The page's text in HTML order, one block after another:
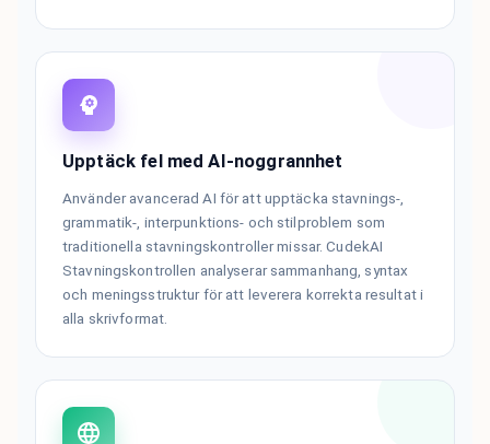
Upptäck fel med AI-noggrannhet
Använder avancerad AI för att upptäcka stavnings-,
grammatik-, interpunktions- och stilproblem som
traditionella stavningskontroller missar. CudekAI
Stavningskontrollen analyserar sammanhang, syntax
och meningsstruktur för att leverera korrekta resultat i
alla skrivformat.